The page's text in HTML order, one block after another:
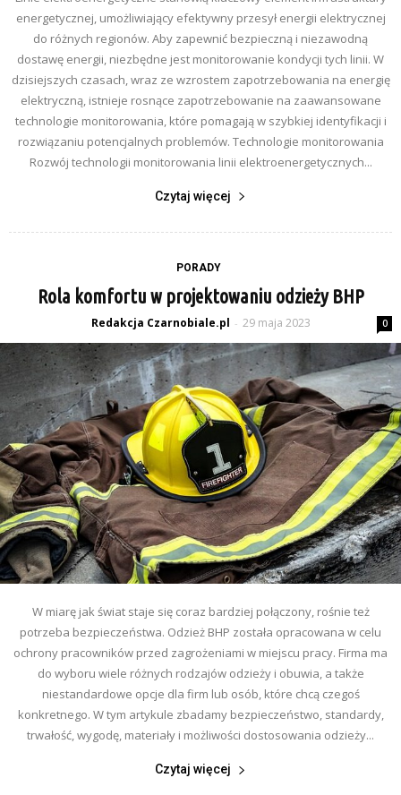
energetycznej, umożliwiający efektywny przesył energii elektrycznej
do różnych regionów. Aby zapewnić bezpieczną i niezawodną
dostawę energii, niezbędne jest monitorowanie kondycji tych linii. W
dzisiejszych czasach, wraz ze wzrostem zapotrzebowania na energię
elektryczną, istnieje rosnące zapotrzebowanie na zaawansowane
technologie monitorowania, które pomagają w szybkiej identyfikacji i
rozwiązaniu potencjalnych problemów. Technologie monitorowania
Rozwój technologii monitorowania linii elektroenergetycznych...
Czytaj więcej
PORADY
Rola komfortu w projektowaniu odzieży BHP
Redakcja Czarnobiale.pl - 29 maja 2023 0
W miarę jak świat staje się coraz bardziej połączony, rośnie też
potrzeba bezpieczeństwa. Odzież BHP została opracowana w celu
ochrony pracowników przed zagrożeniami w miejscu pracy. Firma ma
do wyboru wiele różnych rodzajów odzieży i obuwia, a także
niestandardowe opcje dla firm lub osób, które chcą czegoś
konkretnego. W tym artykule zbadamy bezpieczeństwo, standardy,
trwałość, wygodę, materiały i możliwości dostosowania odzieży...
Czytaj więcej